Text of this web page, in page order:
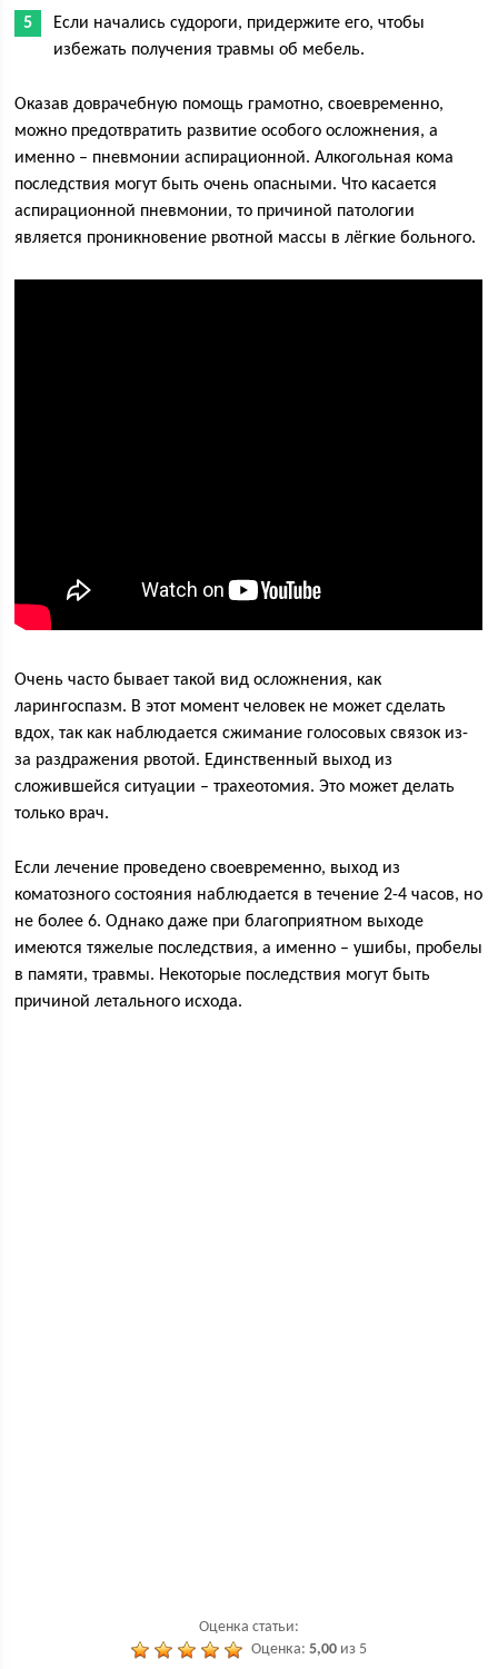
Если начались судороги, придержите его, чтобы
избежать получения травмы об мебель.
Оказав доврачебную помощь грамотно, своевременно,
можно предотвратить развитие особого осложнения, а
именно – пневмонии аспирационной. Алкогольная кома
последствия могут быть очень опасными. Что касается
аспирационной пневмонии, то причиной патологии
является проникновение рвотной массы в лёгкие больного.
Очень часто бывает такой вид осложнения, как
ларингоспазм. В этот момент человек не может сделать
вдох, так как наблюдается сжимание голосовых связок из-
за раздражения рвотой. Единственный выход из
сложившейся ситуации – трахеотомия. Это может делать
только врач.
Если лечение проведено своевременно, выход из
коматозного состояния наблюдается в течение 2-4 часов, но
не более 6. Однако даже при благоприятном выходе
имеются тяжелые последствия, а именно – ушибы, пробелы
в памяти, травмы. Некоторые последствия могут быть
причиной летального исхода.
Оценка статьи:
Оценка: 5,00из 5